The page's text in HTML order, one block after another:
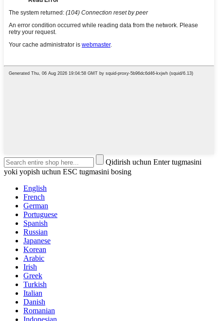
Qidirish uchun Enter tugmasini
yoki yopish uchun ESC tugmasini bosing
English
French
German
Portuguese
Spanish
Russian
Japanese
Korean
Arabic
Irish
Greek
Turkish
Italian
Danish
Romanian
Indonesian